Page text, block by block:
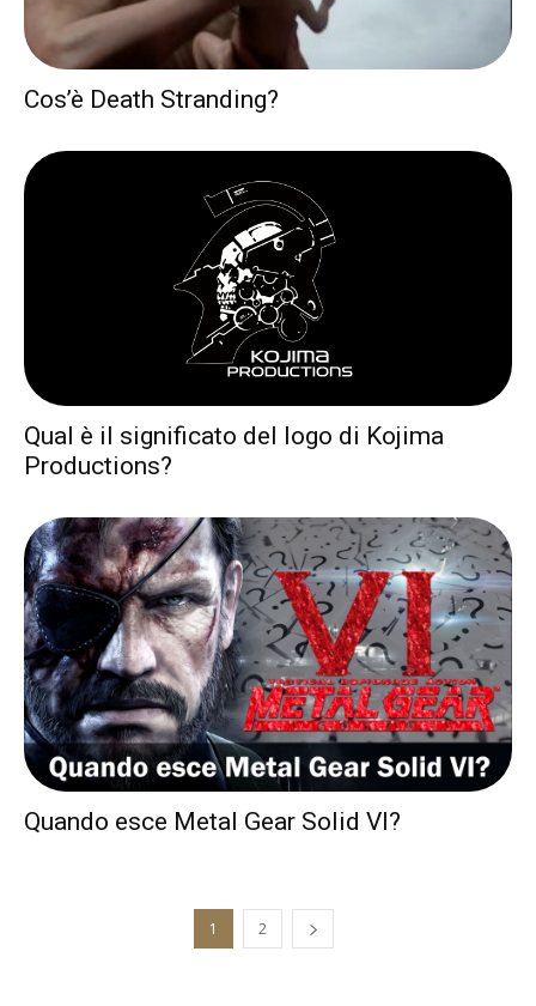
Cos’è Death Stranding?
Qual è il significato del logo di Kojima
Productions?
Quando esce Metal Gear Solid VI?
1 2